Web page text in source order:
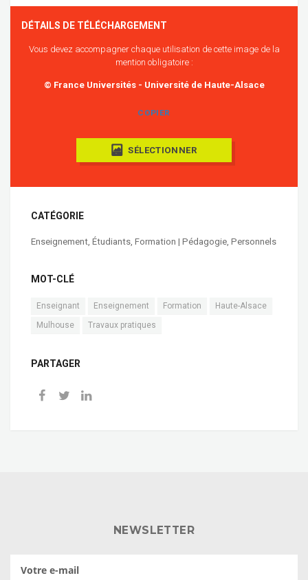
DÉTAILS DE TÉLÉCHARGEMENT
Vous devez accompagner chaque utilisation de cette image de la
mention obligatoire :
© France Universités - Université de Haute-Alsace
COPIER
SÉLECTIONNER
CATÉGORIE
Enseignement, Étudiants, Formation | Pédagogie, Personnels
MOT-CLÉ
Enseignant Enseignement Formation
Haute-Alsace
Mulhouse
Travaux pratiques
PARTAGER
NEWSLETTER